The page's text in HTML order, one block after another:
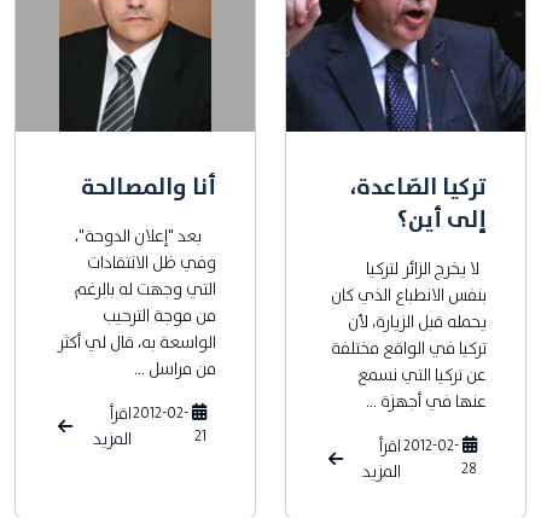
تركيا الصّاعدة،
إلى أين؟
لا يخرج الزائر لتركيا
بنفس الانطباع الذي كان
يحمله قبل الزيارة، لأن
تركيا في الواقع مختلفة
عن تركيا التي نسمع
عنها في أجهزة ...
2012-02-
28
اقرأ
المزيد
أنا والمصالحة
بعد "إعلان الدوحة"،
وفي ظل الانتقادات
التي وجهت له بالرغم
من موجة الترحيب
الواسعة به، قال لي أكثر
من مراسل ...
2012-02-
21
اقرأ
المزيد